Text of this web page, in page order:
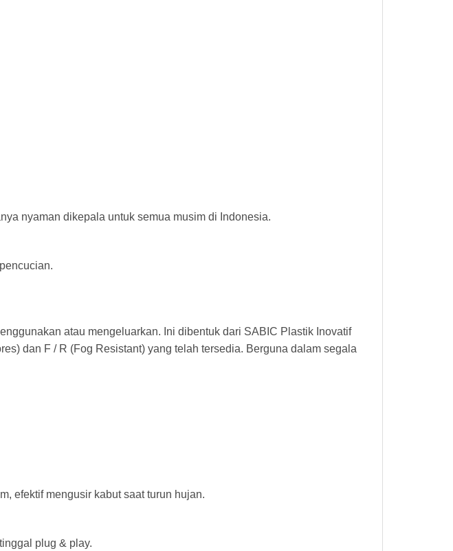
nyaman dikepala untuk semua musim di Indonesia.
atau mengeluarkan. Ini dibentuk dari SABIC Plastik Inovatif
dan F / R (Fog Resistant) yang telah tersedia. Berguna dalam segala
efektif mengusir kabut saat turun hujan.
plug & play.